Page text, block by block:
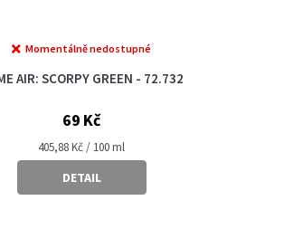
AIR: SCORPY GREEN - 72.732
Momentálně nedostupné
69 Kč
Měrná
cena:
405,88 Kč / 100 ml
DETAIL